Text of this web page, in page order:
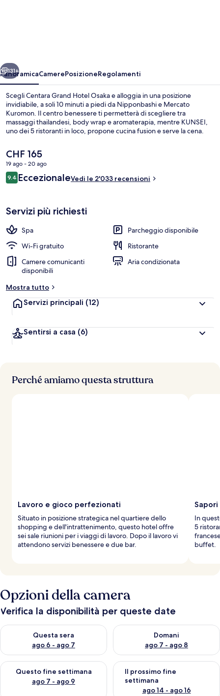
Terrazza panoramica
Avanti
131+
PanoramicaCamerePosizioneRegolamenti
Scegli Centara Grand Hotel Osaka e alloggia in una posizione
invidiabile, a soli 10 minuti a piedi da Nipponbashi e Mercato
Kuromon. Il centro benessere ti permetterà di scegliere tra
massaggi thailandesi, body wrap e aromaterapia, mentre KUNSEI,
uno dei 5 ristoranti in loco, propone cucina fusion e serve la cena.
d'interesse come Insegna Luminosa Dōtonbori Glico e Torre
Tsutenkaku. Gli ospiti apprezzano molto il personale gentile e la
posizione invidiabile. La struttura è una comoda base per spostarsi
con i mezzi pubblici: Stazione ferroviaria di Namba (Nankai) si trova a
5 min a piedi e Stazione di Imaimiyaebisu a 8.
Il
prezzo
attuale
è
CHF 165
19 ago - 20 ago
Recensioni
9.49.4 su 10
EccezionaleVedi le 2'033 recensioni
Servizi più richiesti
Spa
Parcheggio disponibile
Wi-Fi gratuito
Ristorante
Camere comunicanti
disponibili
Aria condizionata
Mostra tutto
Servizi principali (12)
Sentirsi a casa (6)
Perché amiamo questa struttura
Lavoro e gioco perfezionati
Situato in posizione strategica nel quartiere dello
shopping e dell'intrattenimento, questo hotel offre
sei sale riunioni per i viaggi di lavoro. Dopo il lavoro vi
attendono servizi benessere e due bar.
In
5
buffet.
Opzioni della camera
Verifica la disponibilità per queste date
Questa sera
ago 6 - ago 7
Verifica la disponibilità per questa sera, ago 6 - ago 7
Domani
ago 7 - ago 8
Verifica la disponibilità per
Questo fine settimana
ago 7 - ago 9
Verifica la disponibilità per questo fine settimana, ago 7 - ago
Il prossimo fine
settimana
ago 14 - ago 16
Verifica la disponibilità per il